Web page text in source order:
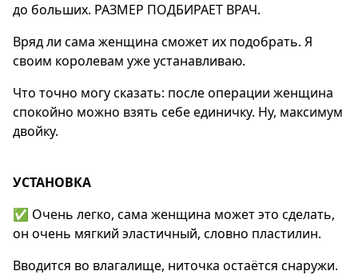
до больших. РАЗМЕР ПОДБИРАЕТ ВРАЧ.
Вряд ли сама женщина сможет их подобрать. Я
своим королевам уже устанавливаю.
Что точно могу сказать: после операции женщина
спокойно можно взять себе единичку. Ну, максимум
двойку.
УСТАНОВКА
✅ Очень легко, сама женщина может это сделать,
он очень мягкий эластичный, словно пластилин.
Вводится во влагалище, ниточка остаётся снаружи.